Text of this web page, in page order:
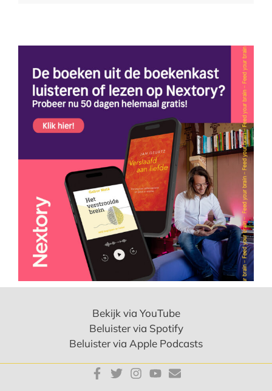
Bekijk via YouTube
Beluister via Spotify
Beluister via Apple Podcasts